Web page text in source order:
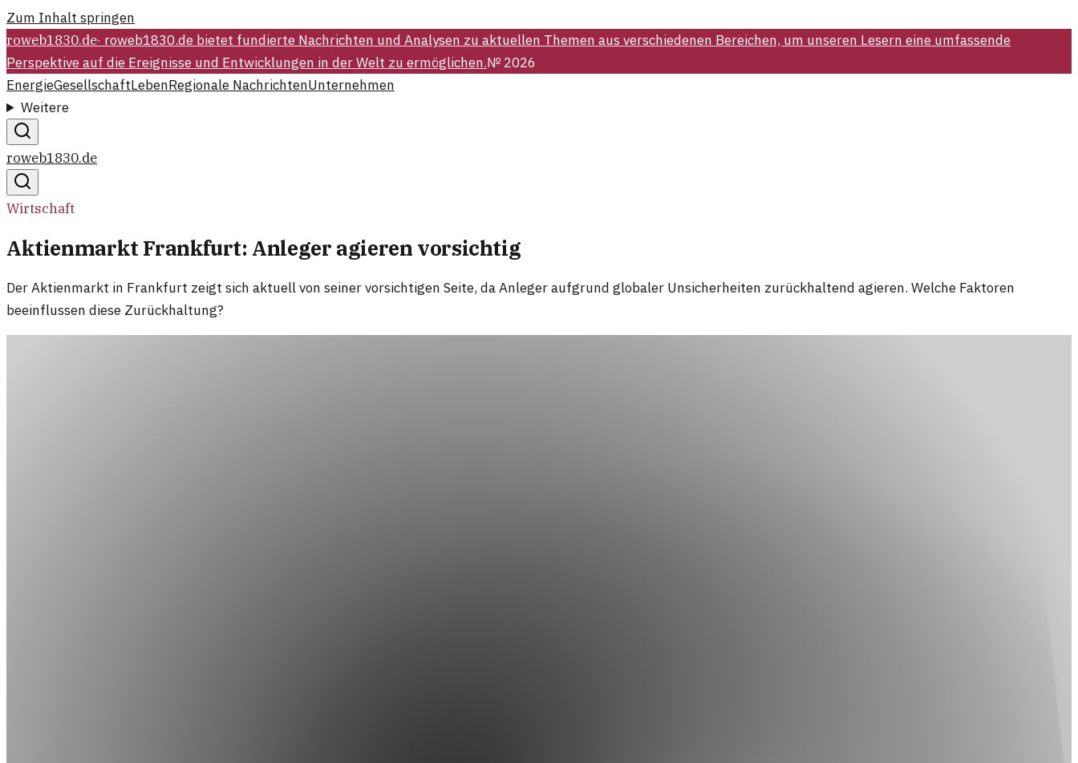
Zum Inhalt springen
roweb1830.de· roweb1830.de bietet fundierte Nachrichten und Analysen zu aktuellen Themen aus verschiedenen Bereichen, um unseren Lesern eine umfassende
Perspektive auf die Ereignisse und Entwicklungen in der Welt zu ermöglichen.№ 2026
EnergieGesellschaftLebenRegionale NachrichtenUnternehmen
Weitere
roweb1830.de
Wirtschaft
Aktienmarkt Frankfurt: Anleger agieren vorsichtig
Der Aktienmarkt in Frankfurt zeigt sich aktuell von seiner vorsichtigen Seite, da Anleger aufgrund globaler Unsicherheiten zurückhaltend agieren. Welche Faktoren
beeinflussen diese Zurückhaltung?